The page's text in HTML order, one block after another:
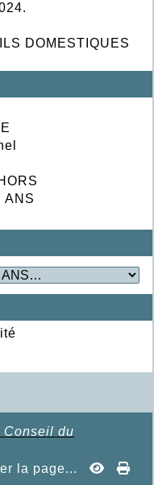
DOMESTIQUES
ANS
Conseil du
la page...